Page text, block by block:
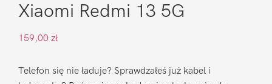
Xiaomi Redmi 13 5G
159,00 zł
Telefon się nie ładuje? Sprawdzałeś już kabel i